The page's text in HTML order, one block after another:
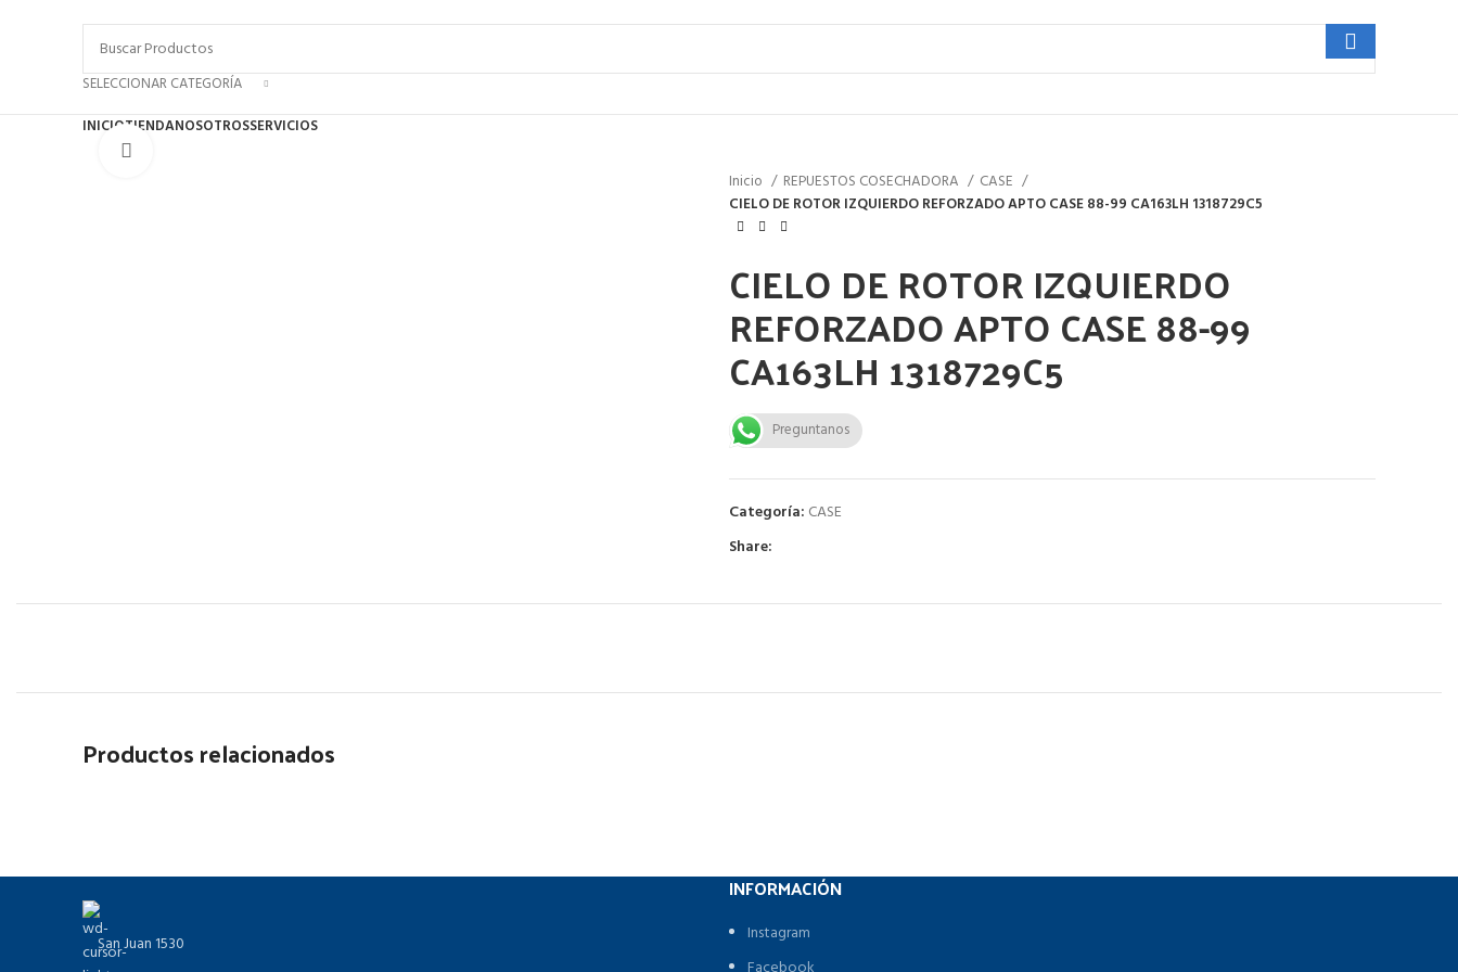
SELECCIONAR CATEGORÍA
INICIOTIENDANOSOTROSSERVICIOS
Inicio REPUESTOS COSECHADORA
CASE
CIELO DE ROTOR IZQUIERDO REFORZADO APTO CASE 88-99 CA163LH 1318729C5
CIELO DE ROTOR IZQUIERDO
REFORZADO APTO CASE 88-99
CA163LH 1318729C5
Preguntanos
Categoría: CASE
Share:
Productos relacionados
San Juan 1530
INFORMACIÓN
Instagram